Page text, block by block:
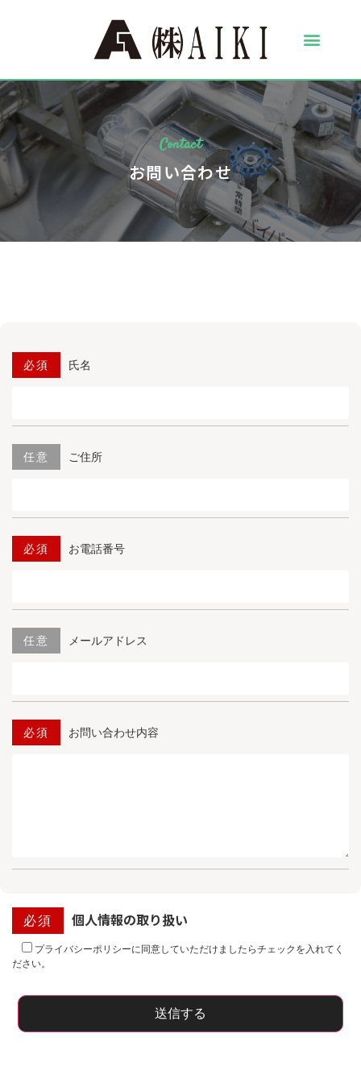
Contact
お問い合わせ
必須 氏名
任意 ご住所
必須 お電話番号
任意 メールアドレス
必須 お問い合わせ内容
必須 個人情報の取り扱い
プライバシーポリシーに同意していただけましたらチェックを入れてく
ださい。